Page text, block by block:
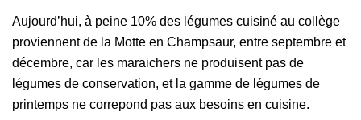
Aujourd’hui, à peine 10% des légumes cuisiné au collège
proviennent de la Motte en Champsaur, entre septembre et
décembre, car les maraichers ne produisent pas de
légumes de conservation, et la gamme de légumes de
printemps ne correpond pas aux besoins en cuisine.